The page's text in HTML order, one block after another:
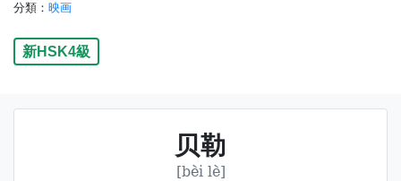
分類： 映画
新HSK4級
贝勒
[bèi lè]